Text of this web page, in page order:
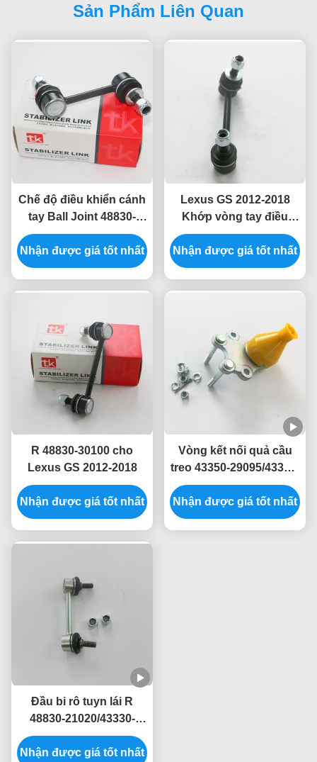
Sản Phẩm Liên Quan
Chế độ điều khiển cánh
tay Ball Joint 48830-
0K010 / SL-A245 cho
Toyota Fortuner 2016-
2020
Nhận được giá tốt nhất
Lexus GS 2012-2018
Khớp vòng tay điều
khiển hệ thống treo L
48840-30030
Nhận được giá tốt nhất
R 48830-30100 cho
Lexus GS 2012-2018
Nhận được giá tốt nhất
Vòng kết nối quả cầu
treo 43350-29095/43350-
29065 cho Toyota Hiace
III Van
Nhận được giá tốt nhất
Đầu bi rô tuyn lái R
48830-21020/43330-
21020 cho Toyota
Avensis Hatchback /
Nhận được giá tốt nhất